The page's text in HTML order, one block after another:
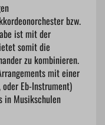
bzw.
ist mit der
somit die
zu kombinieren.
mit einer
Eb-Instrument)
in Musikschulen